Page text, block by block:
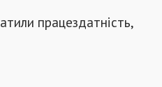
працездатність,